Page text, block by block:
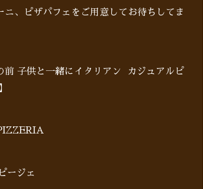
ニ、ピザパフェをご用意してお待ちしてま
前 子供と一緒にイタリアン カジュアルピ
ージェ